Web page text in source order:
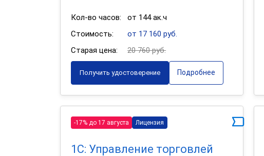
Кол-во часов:
от 144 ак.ч
Стоимость:
от 17 160 руб.
Старая цена:
20 760 руб.
Получить удостоверение Подробнее
-17% до 17 августа Лицензия
1С: Управление торговлей